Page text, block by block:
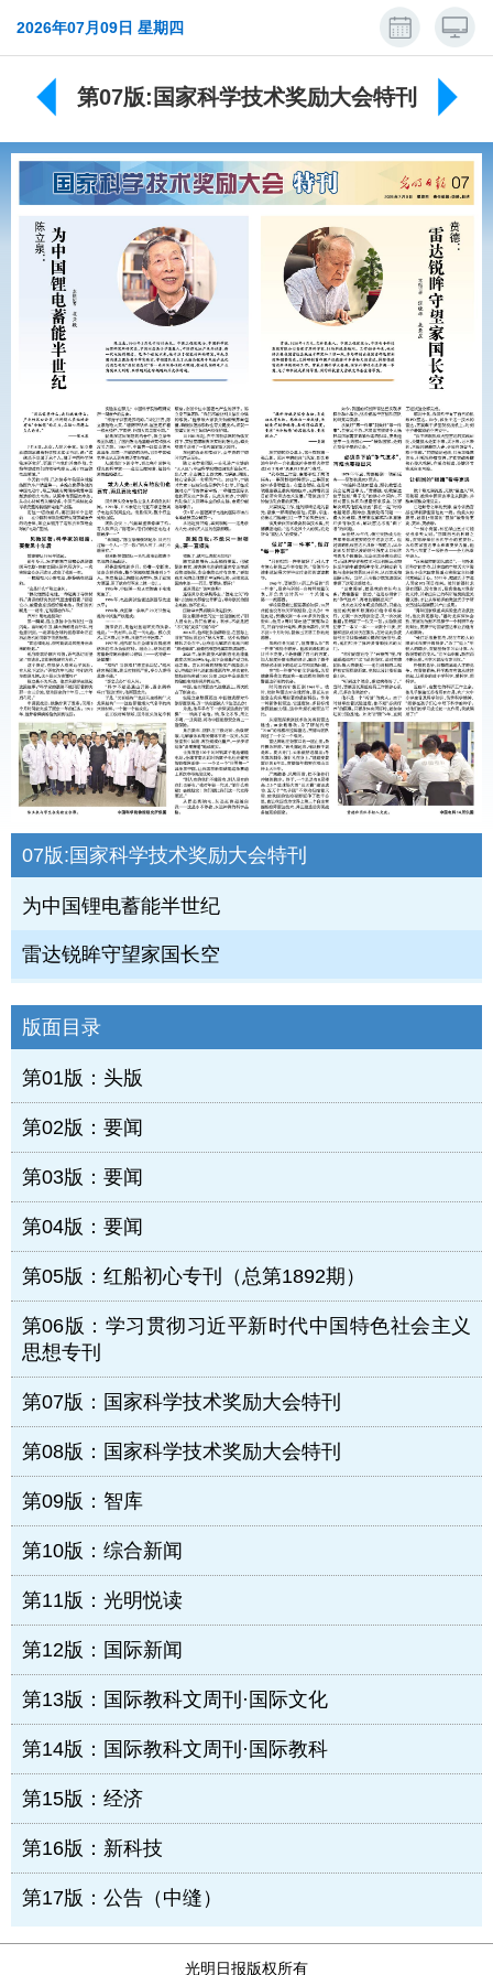
2026年07月09日 星期四
第07版:国家科学技术奖励大会特刊
07版: 国家科学技术奖励大会特刊
为中国锂电蓄能半世纪
雷达锐眸守望家国长空
版面目录
第01版：头版
第02版：要闻
第03版：要闻
第04版：要闻
第05版：红船初心专刊（总第1892期）
第06版：学习贯彻习近平新时代中国特色社会主义
思想专刊
第07版：国家科学技术奖励大会特刊
第08版：国家科学技术奖励大会特刊
第09版：智库
第10版：综合新闻
第11版：光明悦读
第12版：国际新闻
第13版：国际教科文周刊·国际文化
第14版：国际教科文周刊·国际教科
第15版：经济
第16版：新科技
第17版：公告（中缝）
光明日报版权所有